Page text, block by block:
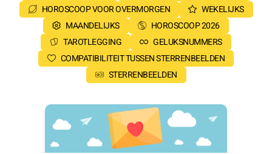
HOROSCOOP VOOR OVERMORGEN
WEKELIJKS
MAANDELIJKS
HOROSCOOP 2026
TAROTLEGGING
GELUKSNUMMERS
COMPATIBILITEIT TUSSEN STERRENBEELDEN
STERRENBEELDEN